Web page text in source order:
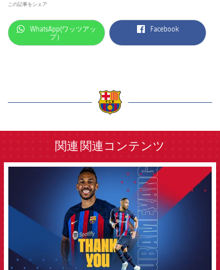
この記事をシェア
label.aria.whatsapp
WhatsApp(ワッツアッ
プ）
label.aria.facebook
Facebook
関連 関連コンテンツ
FCB Barcelona badge